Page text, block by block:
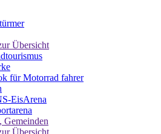
Übersicht
für Motorrad fahrer
EisArena
Gemeinden